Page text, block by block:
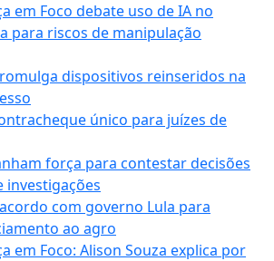
em Foco debate uso de IA no
para riscos de manipulação
dispositivos reinseridos na
único para juízes de
força para contestar decisões
investigações
com governo Lula para
ao agro
em Foco: Alison Souza explica por